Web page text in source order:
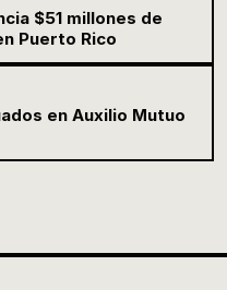
$51 millones de
Puerto Rico
en Auxilio Mutuo